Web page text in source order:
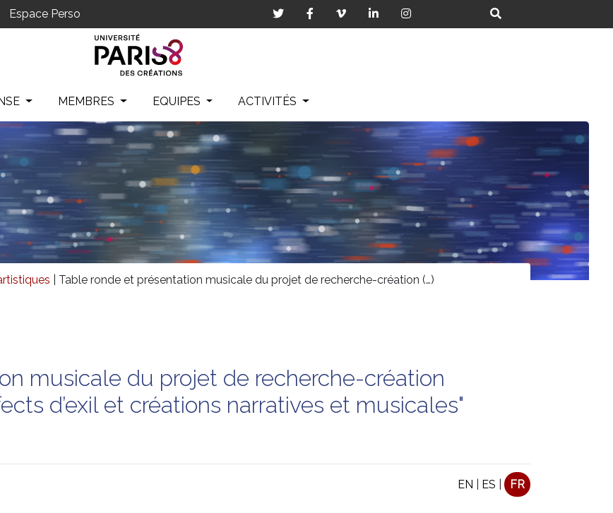
Espace Perso
MEMBRES EQUIPES ACTIVITÉS
Table ronde et présentation musicale du projet de recherche-création (…)
musicale du projet de recherche-création
d’exil et créations narratives et musicales"
EN ES FR